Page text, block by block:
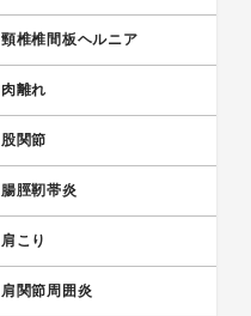
頸椎椎間板ヘルニア
肉離れ
股関節
腸脛靭帯炎
肩こり
肩関節周囲炎